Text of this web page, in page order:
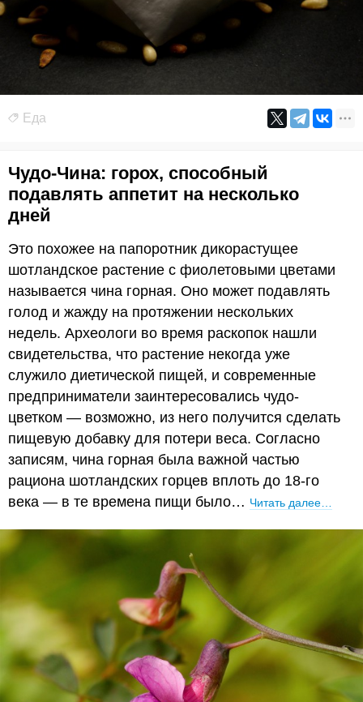
Еда
Чудо-Чина: горох, способный
подавлять аппетит на несколько
дней
Это похожее на папоротник дикорастущее
шотландское растение с фиолетовыми цветами
называется чина горная. Оно может подавлять
голод и жажду на протяжении нескольких
недель. Археологи во время раскопок нашли
свидетельства, что растение некогда уже
служило диетической пищей, и современные
предприниматели заинтересовались чудо-
цветком — возможно, из него получится сделать
пищевую добавку для потери веса. Согласно
записям, чина горная была важной частью
рациона шотландских горцев вплоть до 18-го
века — в те времена пищи было… Читать далее…